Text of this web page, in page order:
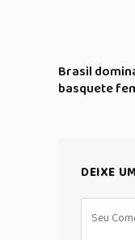
Brasil
basquete
DEIXE